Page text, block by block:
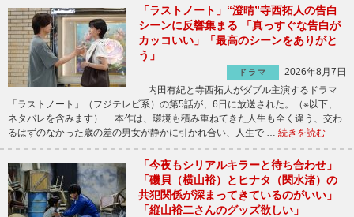
「ラストノート」“澄晴”寺西拓人の告白
シーンに反響集まる 「真っすぐな告白が
カッコいい」「最高のシーンをありがと
う」
ドラマ
2026年8月7日
内田有紀と寺西拓人がダブル主演するドラマ
「ラストノート」（フジテレビ系）の第5話が、6日に放送された。（※以下、
ネタバレを含みます） 本作は、環境も積み重ねてきた人生も全く違う、交わ
るはずのなかった歳の差の男女が静かに引かれ合い、人生で … 続きを読む
「今夜もシリアルキラーと待ち合わせ」
「磯貝（横山裕）とヒナタ（関水渚）の
共犯関係が深まってきているのがいい」
「縦山裕二さんのグッズ欲しい」